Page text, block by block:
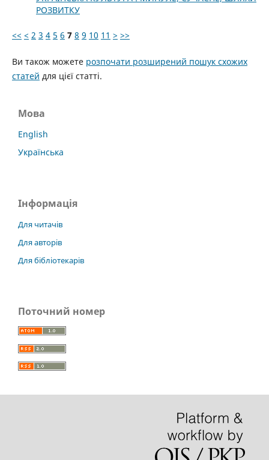
РОЗВИТКУ
<< < 2 3 4 5 6 7 8 9 10 11 > >>
Ви також можете розпочати розширений пошук схожих
статей для цієї статті.
Мова
English
Українська
Інформація
Для читачів
Для авторів
Для бібліотекарів
Поточний номер